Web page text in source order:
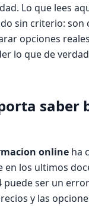
Lo que lees
sin criterio: son
opciones
lo que de
saber
online ha
los ultimos
puede ser un
y las